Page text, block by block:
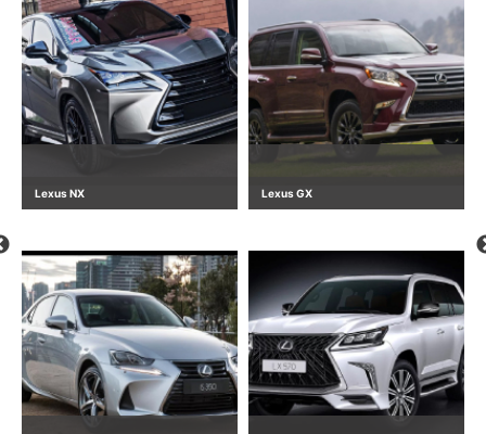
Lexus NX Lexus GX